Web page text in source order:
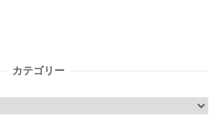
カテゴリー